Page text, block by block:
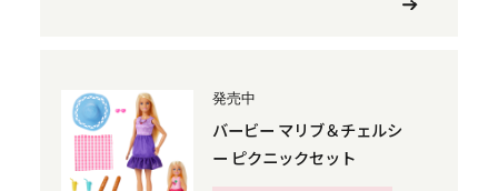
発売中
バービー マリブ＆チェルシ
ー ピクニックセット